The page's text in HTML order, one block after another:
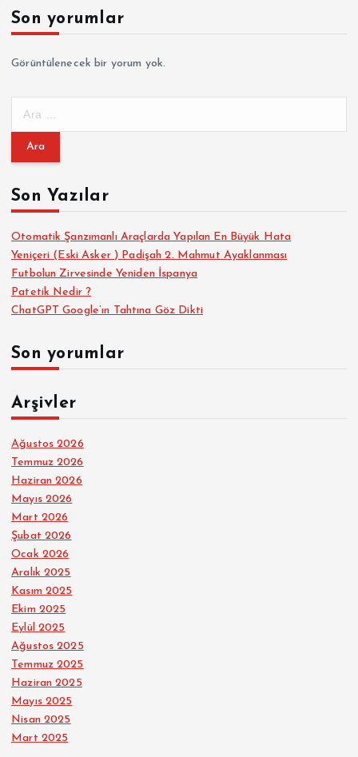
Son yorumlar
Görüntülenecek bir yorum yok.
m
:Son Yazılar
Otomatik Şanzımanlı Araçlarda Yapılan En Büyük Hata
Yeniçeri (Eski Asker ) Padişah 2. Mahmut Ayaklanması
Futbolun Zirvesinde Yeniden İspanya
Patetik Nedir ?
ChatGPT Google’ın Tahtına Göz Dikti
Son yorumlar
Arşivler
Ağustos 2026
Temmuz 2026
Haziran 2026
Mayıs 2026
Mart 2026
Şubat 2026
Ocak 2026
Aralık 2025
Kasım 2025
Ekim 2025
Eylül 2025
Ağustos 2025
Temmuz 2025
Haziran 2025
Mayıs 2025
Nisan 2025
Mart 2025